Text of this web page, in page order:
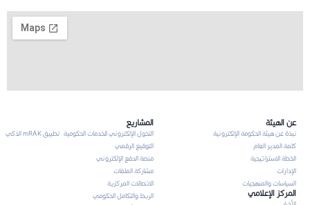
عن الهيئة
نبذة عن هيئة الحكومة الإلكترونية
كلمة المدير العام
الخطة الاستراتيجية
الإدارات
السياسات والمنهجيات
المركز الإعلامي
المشاريع
التحول الإلكتروني للخدمات الحكومية تطبيق mRAK الذكي
التوقيع الرقمي
منصة الدفع الإلكتروني
مشاركة الملفات
الاتصالات المركزية
الربط والتكامل الحكومي